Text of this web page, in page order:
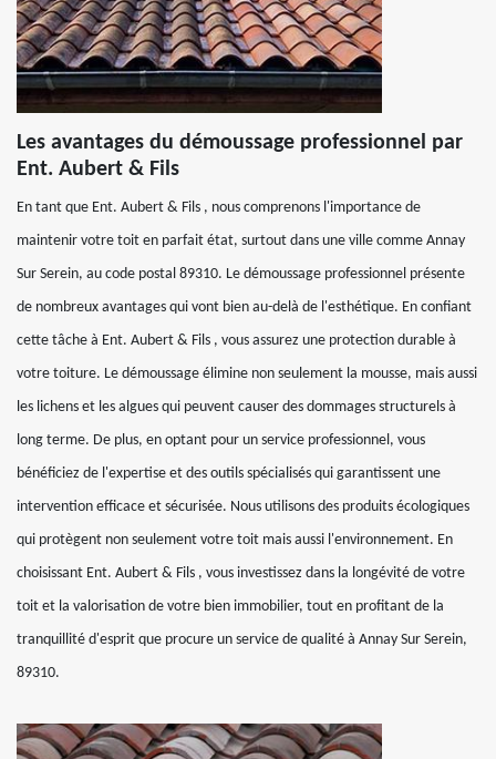
Les avantages du démoussage professionnel par
Ent. Aubert & Fils
En tant que Ent. Aubert & Fils , nous comprenons l'importance de
maintenir votre toit en parfait état, surtout dans une ville comme Annay
Sur Serein, au code postal 89310. Le démoussage professionnel présente
de nombreux avantages qui vont bien au-delà de l'esthétique. En confiant
cette tâche à Ent. Aubert & Fils , vous assurez une protection durable à
votre toiture. Le démoussage élimine non seulement la mousse, mais aussi
les lichens et les algues qui peuvent causer des dommages structurels à
long terme. De plus, en optant pour un service professionnel, vous
bénéficiez de l'expertise et des outils spécialisés qui garantissent une
intervention efficace et sécurisée. Nous utilisons des produits écologiques
qui protègent non seulement votre toit mais aussi l'environnement. En
choisissant Ent. Aubert & Fils , vous investissez dans la longévité de votre
toit et la valorisation de votre bien immobilier, tout en profitant de la
tranquillité d'esprit que procure un service de qualité à Annay Sur Serein,
89310.